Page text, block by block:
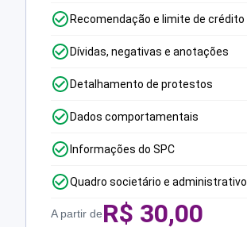
Recomendação e limite de crédito
Dívidas, negativas e anotações
Detalhamento de protestos
Dados comportamentais
Informações do SPC
Quadro societário e administrativo
A partir deR$ 30,00